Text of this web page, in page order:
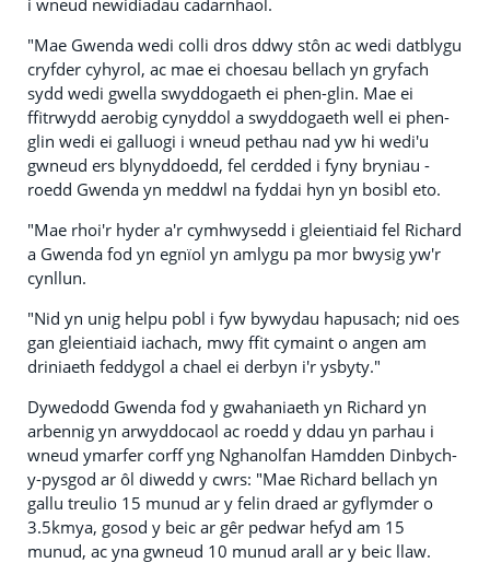
"Mae Gwenda wedi colli dros ddwy stôn ac wedi datblygu
cryfder cyhyrol, ac mae ei choesau bellach yn gryfach
sydd wedi gwella swyddogaeth ei phen-glin. Mae ei
ffitrwydd aerobig cynyddol a swyddogaeth well ei phen-
glin wedi ei galluogi i wneud pethau nad yw hi wedi'u
gwneud ers blynyddoedd, fel cerdded i fyny bryniau -
roedd Gwenda yn meddwl na fyddai hyn yn bosibl eto.
"Mae rhoi'r hyder a'r cymhwysedd i gleientiaid fel Richard
a Gwenda fod yn egnïol yn amlygu pa mor bwysig yw'r
cynllun.
"Nid yn unig helpu pobl i fyw bywydau hapusach; nid oes
gan gleientiaid iachach, mwy ffit cymaint o angen am
driniaeth feddygol a chael ei derbyn i'r ysbyty."
Dywedodd Gwenda fod y gwahaniaeth yn Richard yn
arbennig yn arwyddocaol ac roedd y ddau yn parhau i
wneud ymarfer corff yng Nghanolfan Hamdden Dinbych-
y-pysgod ar ôl diwedd y cwrs: "Mae Richard bellach yn
gallu treulio 15 munud ar y felin draed ar gyflymder o
3.5kmya, gosod y beic ar gêr pedwar hefyd am 15
munud, ac yna gwneud 10 munud arall ar y beic llaw.